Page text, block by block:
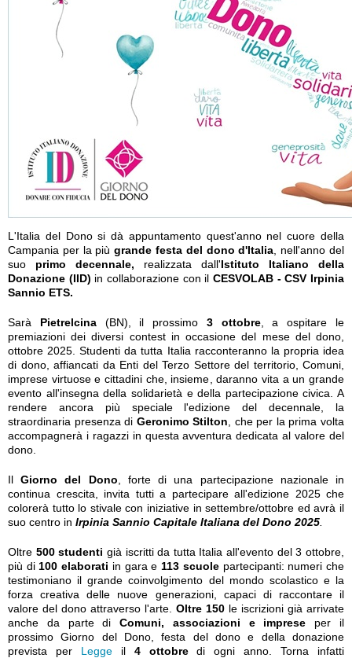
L'Italia del Dono si dà appuntamento quest'anno nel cuore della
Campania per la più grande festa del dono d'Italia , nell'anno del
suo primo decennale, realizzata dall'Istituto Italiano della
Donazione (IID) in collaborazione con ilCESVOLAB - CSV Irpinia
Sannio ETS.
Sarà Pietrelcina (BN), il prossimo 3 ottobre, a ospitare le
premiazioni dei diversi contest in occasione del mese del dono,
ottobre 2025. Studenti da tutta Italia racconteranno la propria idea
di dono, affiancati da Enti del Terzo Settore del territorio, Comuni,
imprese virtuose e cittadini che, insieme, daranno vita a un grande
evento all'insegna della solidarietà e della partecipazione civica. A
rendere ancora più speciale l'edizione del decennale, la
straordinaria presenza di Geronimo Stilton , che per la prima volta
accompagnerà i ragazzi in questa avventura dedicata al valore del
dono.
IlGiorno del Dono , forte di una partecipazione nazionale in
continua crescita, invita tutti a partecipare all'edizione 2025 che
colorerà tutto lo stivale con iniziative in settembre/ottobre ed avrà il
suo centro in Irpinia Sannio Capitale Italiana del Dono 2025
Oltre 500 studenti già iscritti da tutta Italia all'evento del 3 ottobre,
più di 100 elaborati in gara e 113 scuolepartecipanti: numeri che
testimoniano il grande coinvolgimento del mondo scolastico e la
forza creativa delle nuove generazioni, capaci di raccontare il
valore del dono attraverso l'arte. Oltre 150 le iscrizioni già arrivate
anche da parte diComuni, associazioni e imprese per il
prossimo Giorno del Dono, festa del dono e della donazione
prevista per Leggeil 4 ottobredi ogni anno. Torna infatti